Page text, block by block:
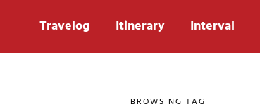
Travelog Itinerary Interval
BROWSING TAG